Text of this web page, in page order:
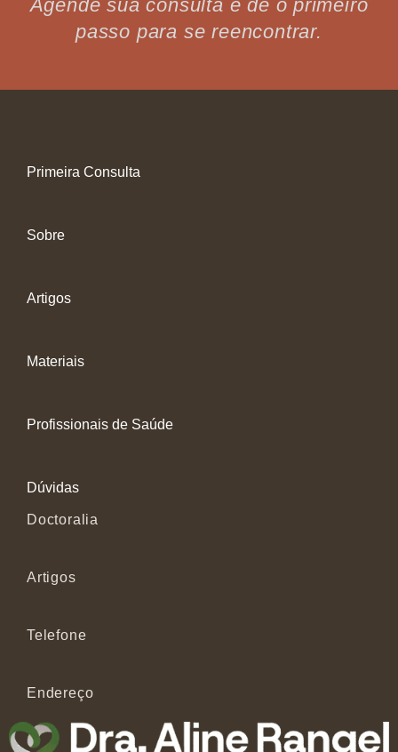
Agende sua consulta e dê o primeiro
passo para se reencontrar.
Primeira Consulta
Sobre
Artigos
Materiais
Profissionais de Saúde
Dúvidas
Doctoralia
Artigos
Telefone
Endereço